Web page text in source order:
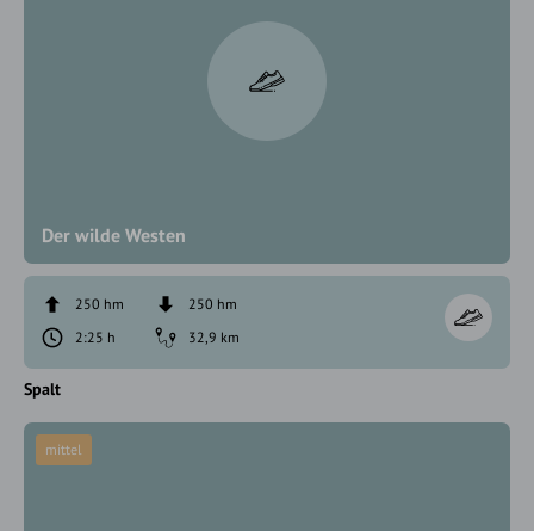
Der wilde Westen
250 hm
250 hm
2:25 h
32,9 km
Spalt
mittel